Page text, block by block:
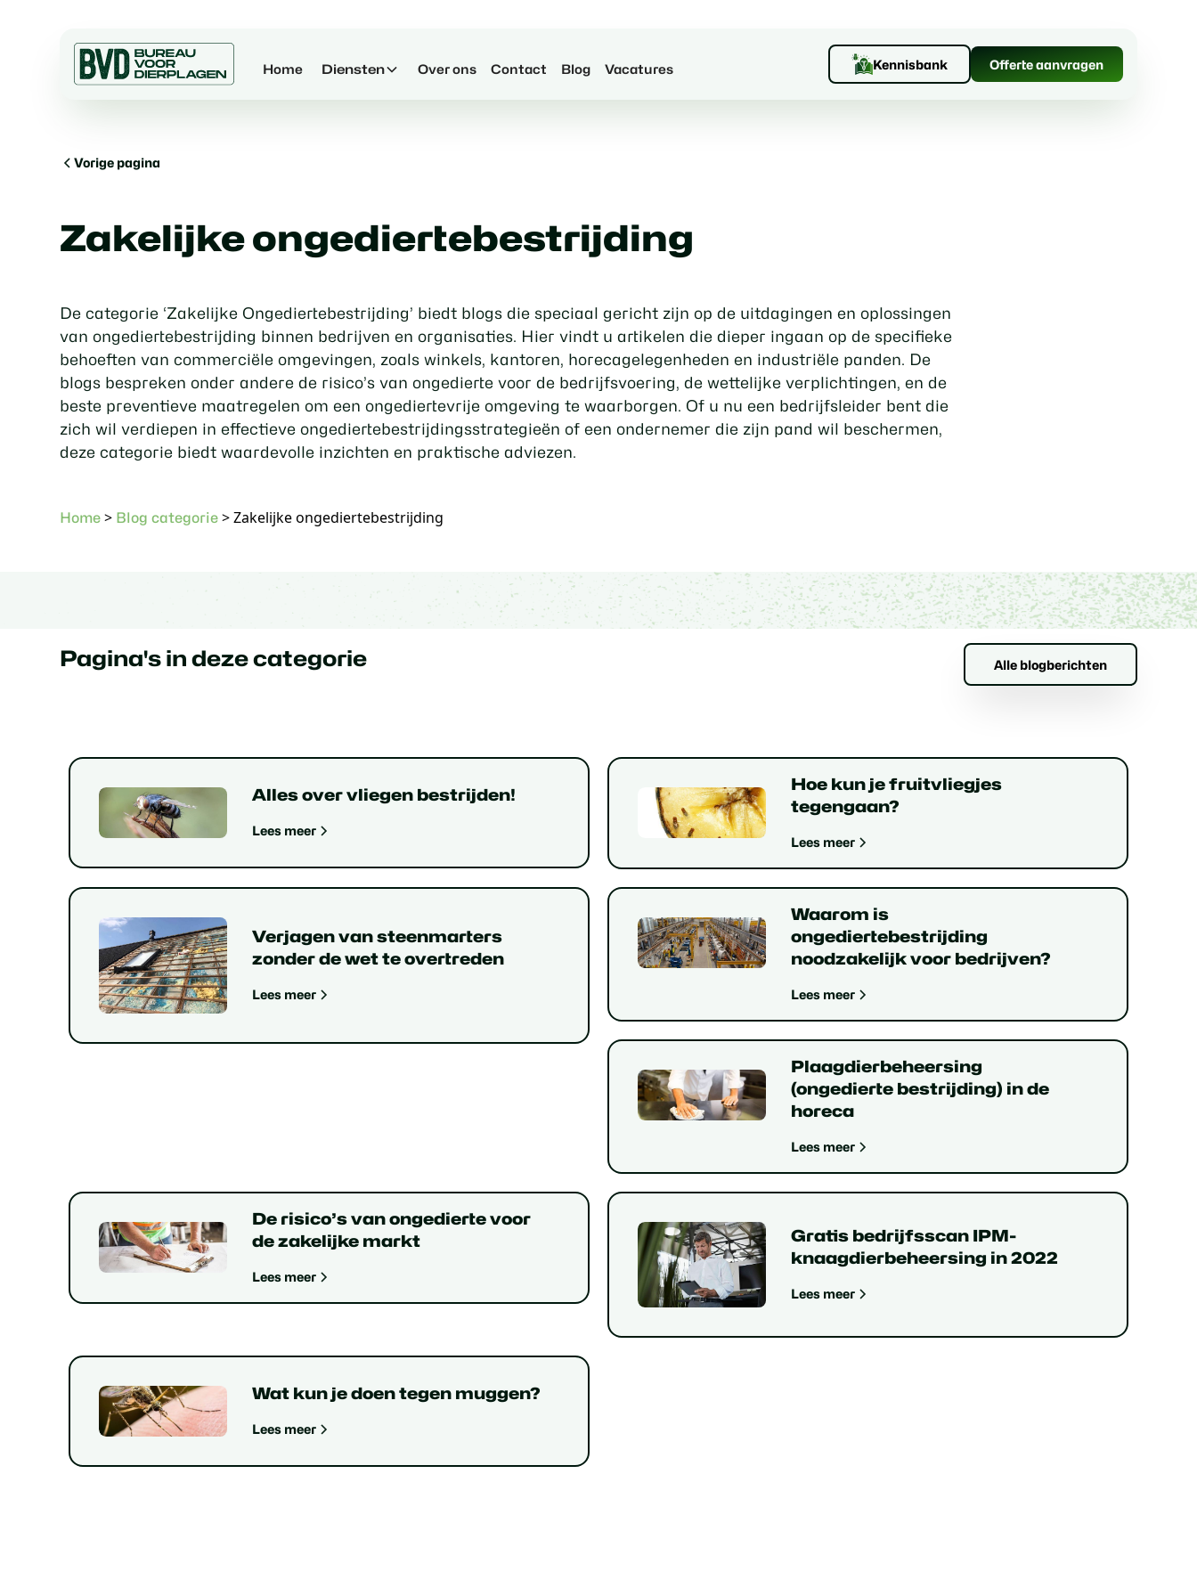
Home Diensten Over ons Contact Blog Vacatures Kennisbank Offerte aanvragen
Vorige pagina
Zakelijke ongediertebestrijding
De categorie ‘Zakelijke Ongediertebestrijding’ biedt blogs die speciaal gericht zijn op de uitdagingen en oplossingen
van ongediertebestrijding binnen bedrijven en organisaties. Hier vindt u artikelen die dieper ingaan op de specifieke
behoeften van commerciële omgevingen, zoals winkels, kantoren, horecagelegenheden en industriële panden. De
blogs bespreken onder andere de risico’s van ongedierte voor de bedrijfsvoering, de wettelijke verplichtingen, en de
beste preventieve maatregelen om een ongediertevrije omgeving te waarborgen. Of u nu een bedrijfsleider bent die
zich wil verdiepen in effectieve ongediertebestrijdingsstrategieën of een ondernemer die zijn pand wil beschermen,
deze categorie biedt waardevolle inzichten en praktische adviezen.
Home > Blog categorie >Zakelijke ongediertebestrijding
Pagina's in deze categorie Alle blogberichten
Alles over vliegen bestrijden!
Lees meer
Hoe kun je fruitvliegjes
tegengaan?
Lees meer
Verjagen van steenmarters
zonder de wet te overtreden
Lees meer
Waarom is
ongediertebestrijding
noodzakelijk voor bedrijven?
Lees meer
Plaagdierbeheersing
(ongedierte bestrijding) in de
horeca
Lees meer
De risico’s van ongedierte voor
de zakelijke markt
Lees meer
Gratis bedrijfsscan IPM-
knaagdierbeheersing in 2022
Lees meer
Wat kun je doen tegen muggen?
Lees meer